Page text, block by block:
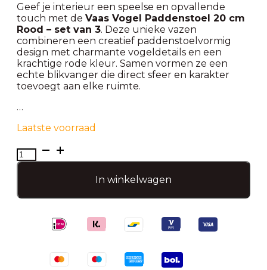
Geef je interieur een speelse en opvallende
touch met de Vaas Vogel Paddenstoel 20 cm
Rood – set van 3. Deze unieke vazen
combineren een creatief paddenstoelvormig
design met charmante vogeldetails en een
krachtige rode kleur. Samen vormen ze een
echte blikvanger die direct sfeer en karakter
toevoegt aan elke ruimte.
…
Laatste voorraad
Vaas
Vogel
set
In winkelwagen